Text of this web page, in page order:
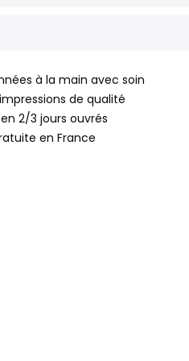
à la main avec soin
de qualité
2/3 jours ouvrés
en France